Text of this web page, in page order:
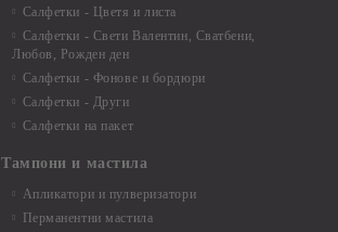
Салфетки - Цветя и листа
Салфетки - Свети Валентин, Сватбени,
Любов, Рожден ден
Салфетки - Фонове и бордюри
Салфетки - Други
Салфетки на пакет
Тампони и мастила
Апликатори и пулверизатори
Перманентни мастила